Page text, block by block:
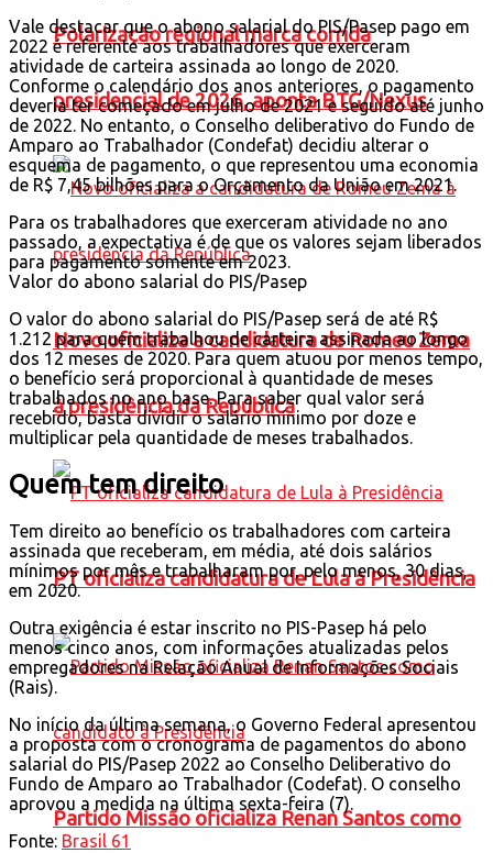
Polarização regional marca corrida
presidencial de 2026, aponta BTG/Nexus
Novo oficializa a candidatura de Romeu Zema
à presidência da República
PT oficializa candidatura de Lula à Presidência
Partido Missão oficializa Renan Santos como
Vale destacar que o abono salarial do PIS/Pasep pago em
2022 é referente aos trabalhadores que exerceram
atividade de carteira assinada ao longo de 2020.
Conforme o calendário dos anos anteriores, o pagamento
deveria ter começado em julho de 2021 e seguido até junho
de 2022. No entanto, o Conselho deliberativo do Fundo de
Amparo ao Trabalhador (Condefat) decidiu alterar o
esquema de pagamento, o que representou uma economia
de R$ 7,45 bilhões para o Orçamento da União em 2021.
Para os trabalhadores que exerceram atividade no ano
passado, a expectativa é de que os valores sejam liberados
para pagamento somente em 2023.
Valor do abono salarial do PIS/Pasep
O valor do abono salarial do PIS/Pasep será de até R$
1.212 para quem trabalhou de carteira assinada ao longo
dos 12 meses de 2020. Para quem atuou por menos tempo,
o benefício será proporcional à quantidade de meses
trabalhados no ano base. Para saber qual valor será
recebido, basta dividir o salário mínimo por doze e
multiplicar pela quantidade de meses trabalhados.
Quem tem direito
Tem direito ao benefício os trabalhadores com carteira
assinada que receberam, em média, até dois salários
mínimos por mês e trabalharam por, pelo menos, 30 dias,
em 2020.
Outra exigência é estar inscrito no PIS-Pasep há pelo
menos cinco anos, com informações atualizadas pelos
empregadores na Relação Anual de Informações Sociais
(Rais).
No início da última semana, o Governo Federal apresentou
a proposta com o cronograma de pagamentos do abono
salarial do PIS/Pasep 2022 ao Conselho Deliberativo do
Fundo de Amparo ao Trabalhador (Codefat). O conselho
aprovou a medida na última sexta-feira (7).
Fonte: Brasil 61